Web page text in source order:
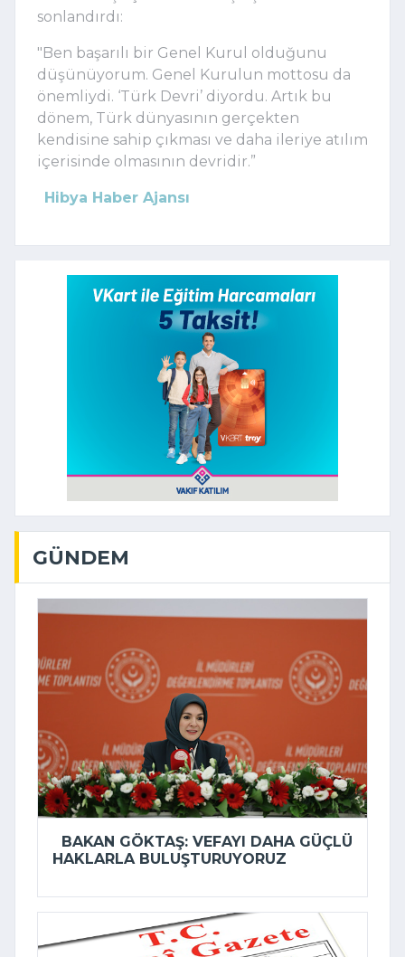
sonlandırdı:
"Ben başarılı bir Genel Kurul olduğunu
düşünüyorum. Genel Kurulun mottosu da
önemliydi. ‘Türk Devri’ diyordu. Artık bu
dönem, Türk dünyasının gerçekten
kendisine sahip çıkması ve daha ileriye atılım
içerisinde olmasının devridir.”
Hibya Haber Ajansı
GÜNDEM
BAKAN GÖKTAŞ: VEFAYI DAHA GÜÇLÜ
HAKLARLA BULUŞTURUYORUZ